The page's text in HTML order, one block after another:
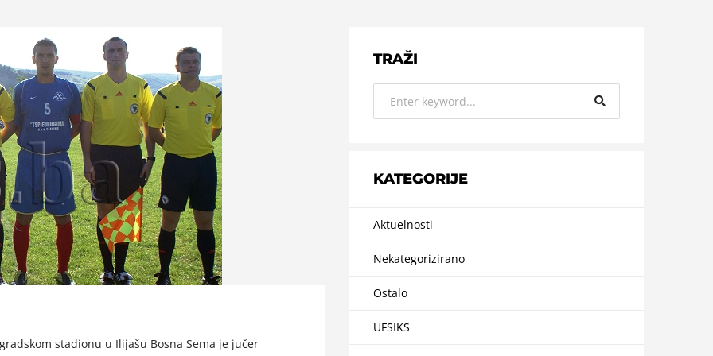
stadionu u Ilijašu Bosna Sema je jučer
TRAŽI
KATEGORIJE
Aktuelnosti
Nekategorizirano
Ostalo
UFSIKS